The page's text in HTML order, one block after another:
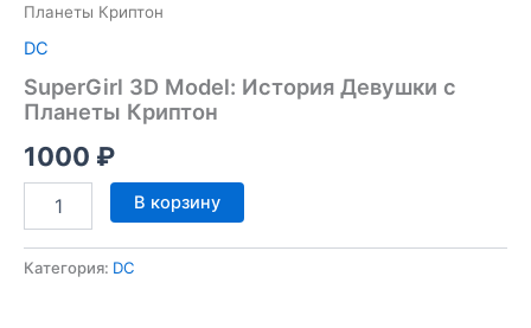
Планеты Криптон
DC
SuperGirl 3D Model: История Девушки с
Планеты Криптон
1000 ₽
Количество
товара
3D
В корзину
Категория: DC